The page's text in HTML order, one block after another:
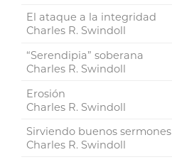
El ataque a la integridad
Charles R. Swindoll
“Serendipia” soberana
Charles R. Swindoll
Erosión
Charles R. Swindoll
Sirviendo buenos sermones
Charles R. Swindoll